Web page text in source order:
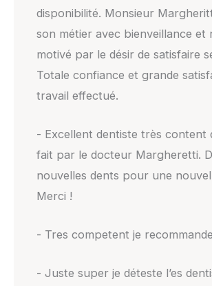
disponibilité. Monsieur
son métier avec bienveillance et
motivé par le désir de satisfaire
Totale confiance et grande
travail effectué.
- Excellent dentiste très content
fait par le docteur Margheretti.
nouvelles dents pour une
Merci !
- Tres competent je
- Juste super je déteste l’es